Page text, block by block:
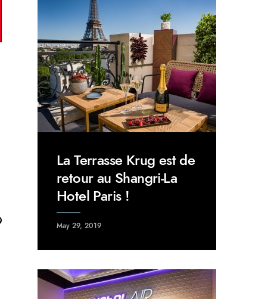
La Terrasse Krug est de
retour au Shangri-La
Hotel Paris !
May 29, 2019